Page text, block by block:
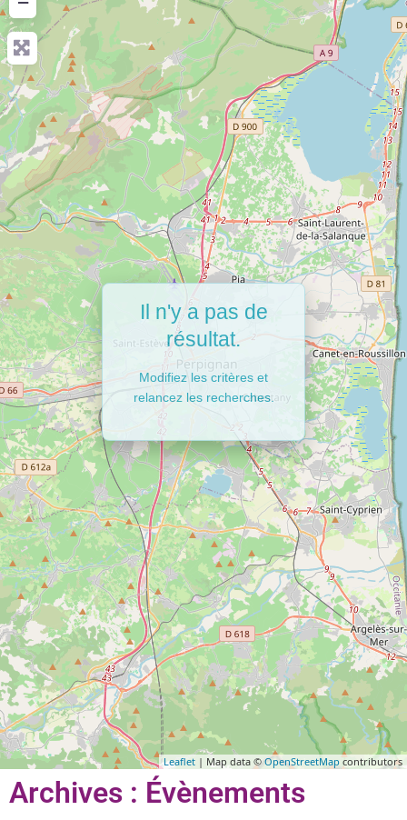
Leaflet | Map data ©OpenStreetMap contributors
Il n'y a pas de
résultat.
Modifiez les critères et
relancez les recherches.
Archives : Évènements